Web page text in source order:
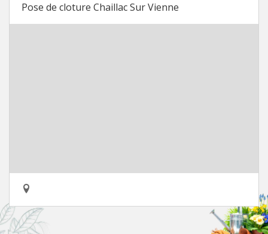
Pose de cloture Chaillac Sur Vienne